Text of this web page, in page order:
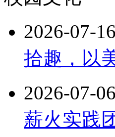
2026-07-16
拾趣，以
2026-07-06
薪火实践